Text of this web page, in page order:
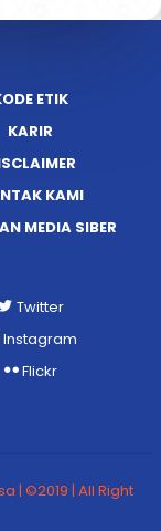
ETIK
KARIR
KAMI
MEDIA SIBER
Twitter
Instagram
Flickr
| ©2019 | All Right